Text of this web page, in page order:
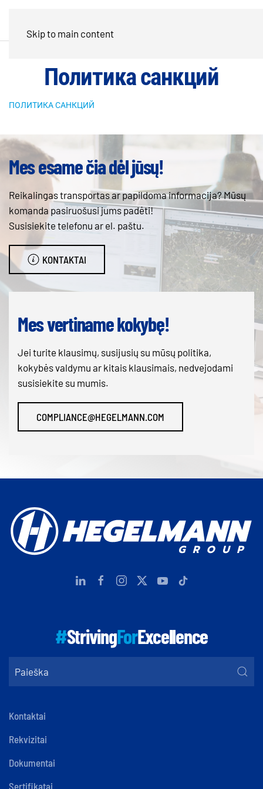
Skip to main content
Политика санкций
ПОЛИТИКА САНКЦИЙ
Mes esame čia dėl jūsų!
Reikalingas transportas ar papildoma informacija? Mūsų
komanda pasiruošusi jums padėti!
Susisiekite telefonu ar el. paštu.
KONTAKTAI
Mes vertiname kokybę!
Jei turite klausimų, susijusių su mūsų politika,
kokybės valdymu ar kitais klausimais, nedvejodami
susisiekite su mumis.
COMPLIANCE@HEGELMANN.COM
#StrivingForExcellence
Kontaktai
Rekvizitai
Dokumentai
Sertifikatai